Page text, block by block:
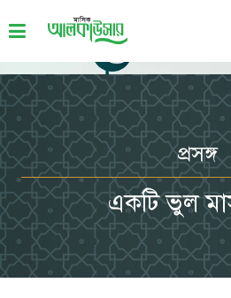
প্রসঙ্গ
একটি ভুল